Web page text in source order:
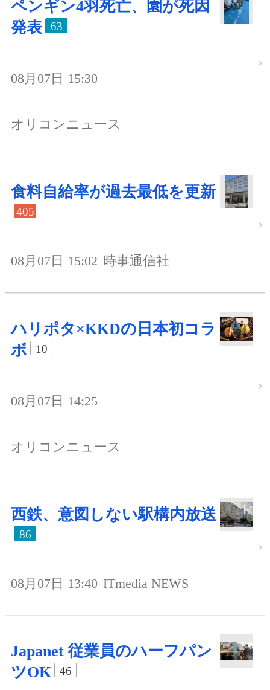
ペンギン4羽死亡、園が死因
発表
63
08月07日 15:30
オリコンニュース
食料自給率が過去最低を更新
405
08月07日 15:02 時事通信社
ハリポタ×KKDの日本初コラ
ボ
10
08月07日 14:25
オリコンニュース
西鉄、意図しない駅構内放送
86
08月07日 13:40 ITmedia NEWS
Japanet 従業員のハーフパン
ツOK
46